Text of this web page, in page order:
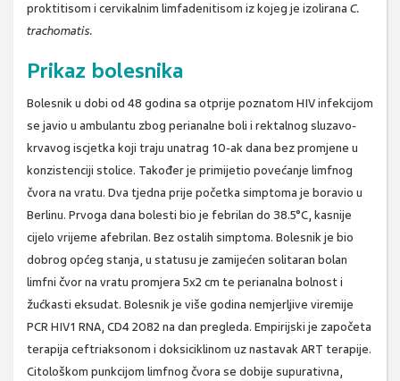
proktitisom i cervikalnim limfadenitisom iz kojeg je izolirana C.
trachomatis.
Prikaz bolesnika
Bolesnik u dobi od 48 godina sa otprije poznatom HIV infekcijom
se javio u ambulantu zbog perianalne boli i rektalnog sluzavo-
krvavog iscjetka koji traju unatrag 10-ak dana bez promjene u
konzistenciji stolice. Također je primijetio povećanje limfnog
čvora na vratu. Dva tjedna prije početka simptoma je boravio u
Berlinu. Prvoga dana bolesti bio je febrilan do 38.5°C, kasnije
cijelo vrijeme afebrilan. Bez ostalih simptoma. Bolesnik je bio
dobrog općeg stanja, u statusu je zamijećen solitaran bolan
limfni čvor na vratu promjera 5x2 cm te perianalna bolnost i
žućkasti eksudat. Bolesnik je više godina nemjerljive viremije
PCR HIV1 RNA, CD4 2082 na dan pregleda. Empirijski je započeta
terapija ceftriaksonom i doksiciklinom uz nastavak ART terapije.
Citološkom punkcijom limfnog čvora se dobije supurativna,